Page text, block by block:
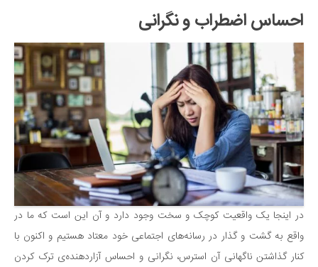
احساس اضطراب و نگرانی
در اینجا یک واقعیت کوچک و سخت وجود دارد و آن این است که ما در
واقع به گشت و گذار در رسانه‌های اجتماعی خود معتاد هستیم و اکنون با
کنار گذاشتن ناگهانی آن استرس، نگرانی و احساس آزاردهنده‌ی ترک کردن